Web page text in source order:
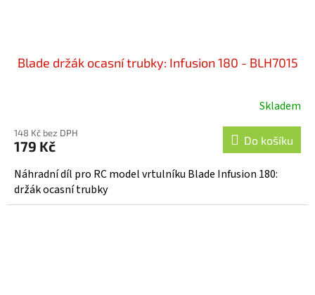
Blade držák ocasní trubky: Infusion 180 - BLH7015
Skladem
148 Kč bez DPH
179 Kč Do košíku
Náhradní díl pro RC model vrtulníku Blade Infusion 180:
držák ocasní trubky